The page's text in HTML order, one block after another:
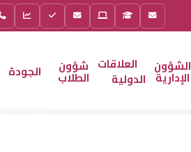
الشؤون
الإدارية
العلاقات
الدولية
شؤون
الطلاب الجودة